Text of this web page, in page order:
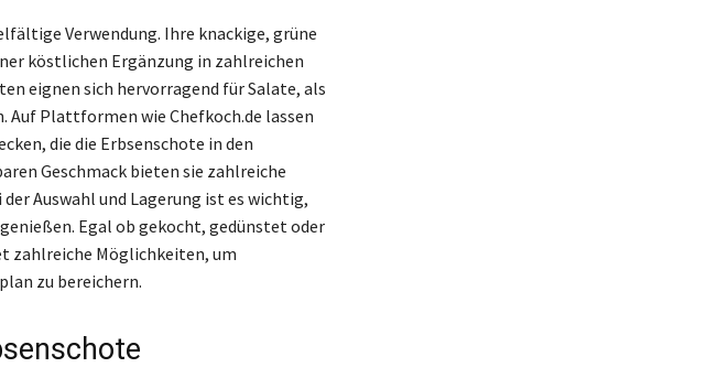
Verwendung. Ihre knackige, grüne
köstlichen Ergänzung in zahlreichen
eignen sich hervorragend für Salate, als
Plattformen wie Chefkoch.de lassen
die die Erbsenschote in den
Geschmack bieten sie zahlreiche
Auswahl und Lagerung ist es wichtig,
Egal ob gekocht, gedünstet oder
zahlreiche Möglichkeiten, um
zu bereichern.